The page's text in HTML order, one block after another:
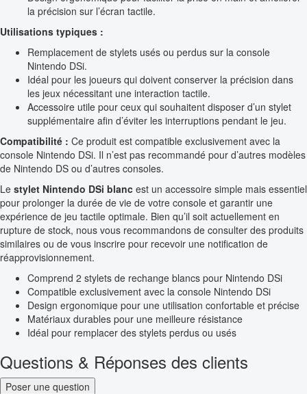
la précision sur l’écran tactile.
Utilisations typiques :
Remplacement de stylets usés ou perdus sur la console
Nintendo DSi.
Idéal pour les joueurs qui doivent conserver la précision dans
les jeux nécessitant une interaction tactile.
Accessoire utile pour ceux qui souhaitent disposer d’un stylet
supplémentaire afin d’éviter les interruptions pendant le jeu.
Compatibilité : Ce produit est compatible exclusivement avec la
console Nintendo DSi. Il n’est pas recommandé pour d’autres modèles
de Nintendo DS ou d’autres consoles.
Le stylet Nintendo DSi blanc est un accessoire simple mais essentiel
pour prolonger la durée de vie de votre console et garantir une
expérience de jeu tactile optimale. Bien qu’il soit actuellement en
rupture de stock, nous vous recommandons de consulter des produits
similaires ou de vous inscrire pour recevoir une notification de
réapprovisionnement.
Comprend 2 stylets de rechange blancs pour Nintendo DSi
Compatible exclusivement avec la console Nintendo DSi
Design ergonomique pour une utilisation confortable et précise
Matériaux durables pour une meilleure résistance
Idéal pour remplacer des stylets perdus ou usés
Questions & Réponses des clients
Poser une question